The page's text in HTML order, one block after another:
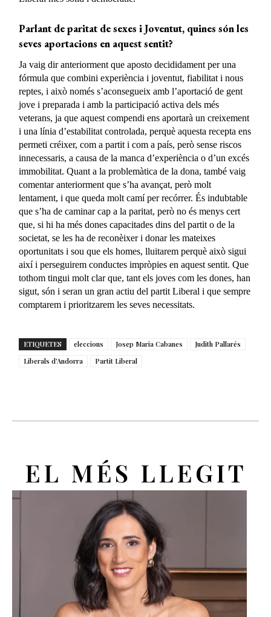
Parlant de paritat de sexes i Joventut, quines són les
seves aportacions en aquest sentit?
Ja vaig dir anteriorment que aposto decididament per una
fórmula que combini experiència i joventut, fiabilitat i nous
reptes, i això només s’aconsegueix amb l’aportació de gent
jove i preparada i amb la participació activa dels més
veterans, ja que aquest compendi ens aportarà un creixement
i una línia d’estabilitat controlada, perquè aquesta recepta ens
permeti créixer, com a partit i com a país, però sense riscos
innecessaris, a causa de la manca d’experiència o d’un excés
immobilitat. Quant a la problemàtica de la dona, també vaig
comentar anteriorment que s’ha avançat, però molt
lentament, i que queda molt camí per recórrer. És indubtable
que s’ha de caminar cap a la paritat, però no és menys cert
que, si hi ha més dones capacitades dins del partit o de la
societat, se les ha de reconèixer i donar les mateixes
oportunitats i sou que els homes, lluitarem perquè això sigui
així i perseguirem conductes impròpies en aquest sentit. Que
tothom tingui molt clar que, tant els joves com les dones, han
sigut, són i seran un gran actiu del partit Liberal i que sempre
comptarem i prioritzarem les seves necessitats.
ETIQUETES eleccions Josep Maria Cabanes
Judith Pallarés
Liberals d'Andorra
Partit Liberal
EL MÉS LLEGIT